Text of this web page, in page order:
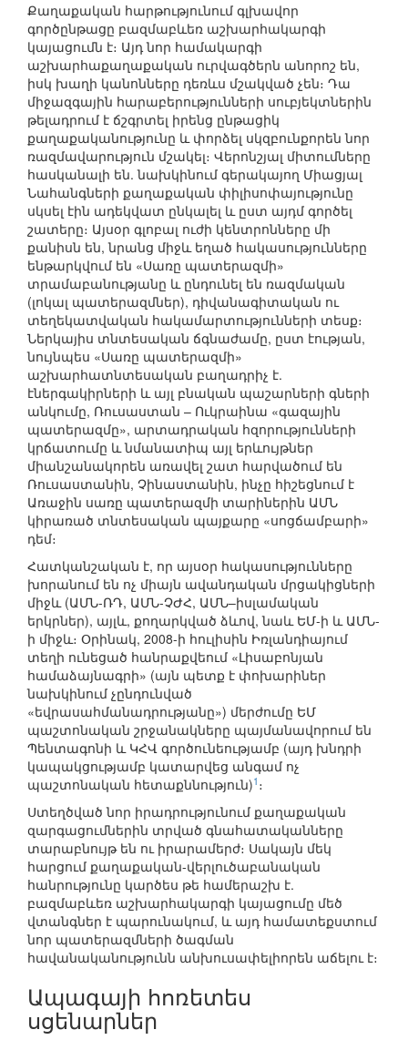
Քաղաքական հարթությունում գլխավոր
գործընթացը բազմաբևեռ աշխարհակարգի
կայացումն է։ Այդ նոր համակարգի
աշխարհաքաղաքական ուրվագծերն անորոշ են,
իսկ խաղի կանոնները դեռևս մշակված չեն։ Դա
միջազգային հարաբերությունների սուբյեկտներին
թելադրում է ճշգրտել իրենց ընթացիկ
քաղաքականությունը և փորձել սկզբունքորեն նոր
ռազմավարություն մշակել։ Վերոնշյալ միտումները
հասկանալի են. նախկինում գերակայող Միացյալ
Նահանգների քաղաքական փիլիսոփայությունը
սկսել էին ադեկվատ ընկալել և ըստ այդմ գործել
շատերը։ Այսօր գլոբալ ուժի կենտրոնները մի
քանիսն են, նրանց միջև եղած հակասությունները
ենթարկվում են «Սառը պատերազմի»
տրամաբանությանը և ընդունել են ռազմական
(լոկալ պատերազմներ), դիվանագիտական ու
տեղեկատվական հակամարտությունների տեսք։
Ներկայիս տնտեսական ճգնաժամը, ըստ էության,
նույնպես «Սառը պատերազմի»
աշխարհատնտեսական բաղադրիչ է.
էներգակիրների և այլ բնական պաշարների գների
անկումը, Ռուսաստան – Ուկրաինա «գազային
պատերազմը», արտադրական հզորությունների
կրճատումը և նմանատիպ այլ երևույթներ
միանշանակորեն առավել շատ հարվածում են
Ռուսաստանին, Չինաստանին, ինչը հիշեցնում է
Առաջին սառը պատերազմի տարիներին ԱՄՆ
կիրառած տնտեսական պայքարը «սոցճամբարի»
դեմ։
Հատկանշական է, որ այսօր հակասությունները
խորանում են ոչ միայն ավանդական մրցակիցների
միջև (ԱՄՆ-ՌԴ, ԱՄՆ-ՉԺՀ, ԱՄՆ–իսլամական
երկրներ), այլև, քողարկված ձևով, նաև ԵՄ-ի և ԱՄՆ-
ի միջև։ Օրինակ, 2008-ի հուլիսին Իռլանդիայում
տեղի ունեցած հանրաքվեում «Լիսաբոնյան
համաձայնագրի» (այն պետք է փոխարիներ
նախկինում չընդունված
«եվրասահմանադրությանը») մերժումը ԵՄ
պաշտոնական շրջանակները պայմանավորում են
Պենտագոնի և ԿՀՎ գործունեությամբ (այդ խնդրի
կապակցությամբ կատարվեց անգամ ոչ
պաշտոնական հետաքննություն)1 ։
Ստեղծված նոր իրադրությունում քաղաքական
զարգացումներին տրված գնահատականները
տարաբնույթ են ու իրարամերժ։ Սակայն մեկ
հարցում քաղաքական-վերլուծաբանական
հանրությունը կարծես թե համերաշխ է.
բազմաբևեռ աշխարհակարգի կայացումը մեծ
վտանգներ է պարունակում, և այդ համատեքստում
նոր պատերազմների ծագման
հավանականությունն անխուսափելիորեն աճելու է։
Ապագայի հոռետես
սցենարներ